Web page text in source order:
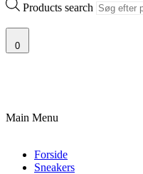
Products search
0
Main Menu
Forside
Sneakers